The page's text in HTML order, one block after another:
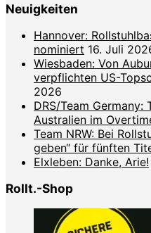
Neuigkeiten
Hannover:
nominiert 16. Juli
Wiesbaden: Von
verpflichten US-
2026
DRS/Team
Australien im
Team NRW: Bei
geben“ für fünften
Elxleben: Danke, Arie!
Rollt.-Shop